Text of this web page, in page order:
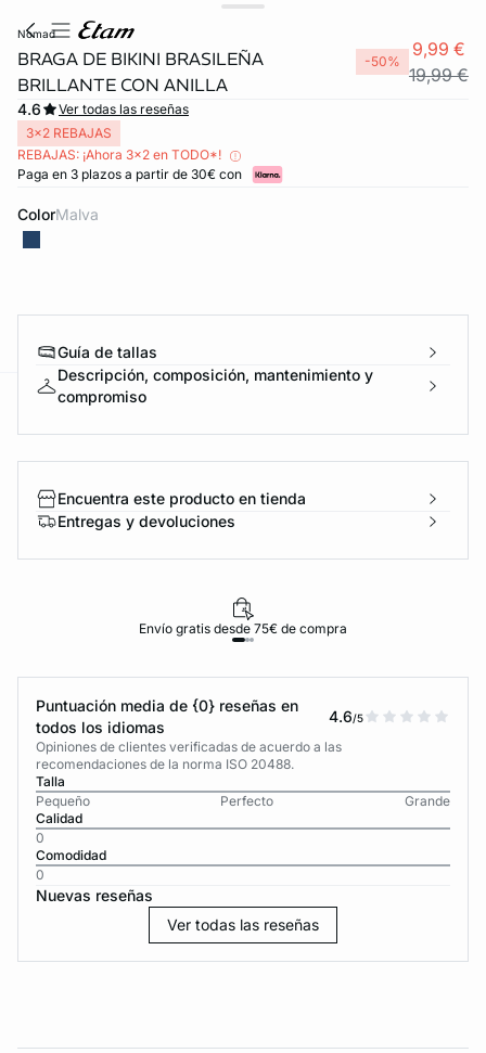
nomad
BRAGA DE BIKINI BRASILEÑA
BRILLANTE CON ANILLA
-50%
9,99 €
19,99 €
4.6
Ver todas las reseñas
3x2 REBAJAS
REBAJAS: ¡Ahora 3x2 en TODO*!
Paga en 3 plazos a partir de 30€ con
Color malva
Guía de tallas
Descripción, composición, mantenimiento y
compromiso
Encuentra este producto en tienda
Entregas y devoluciones
Envío gratis desde 75€ de compra
Puntuación media de {0} reseñas en
todos los idiomas
4.6/5
Opiniones de clientes verificadas de acuerdo a las
recomendaciones de la norma ISO 20488.
Talla
Pequeño
Perfecto
Grande
Calidad
0
Comodidad
0
Nuevas reseñas
Ver todas las reseñas